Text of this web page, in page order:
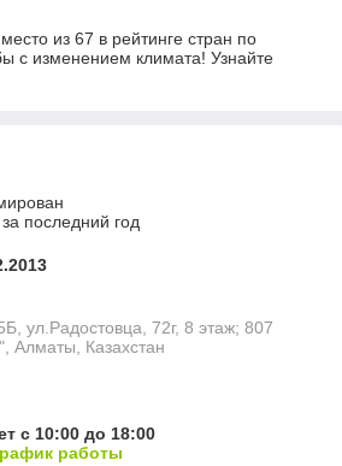
из 67 в рейтинге стран по
с изменением климата! Узнайте
последний год
ул.​Радостовца, 72г, 8 этаж; 807
Казахстан
с 10:00 до 18:00
работы